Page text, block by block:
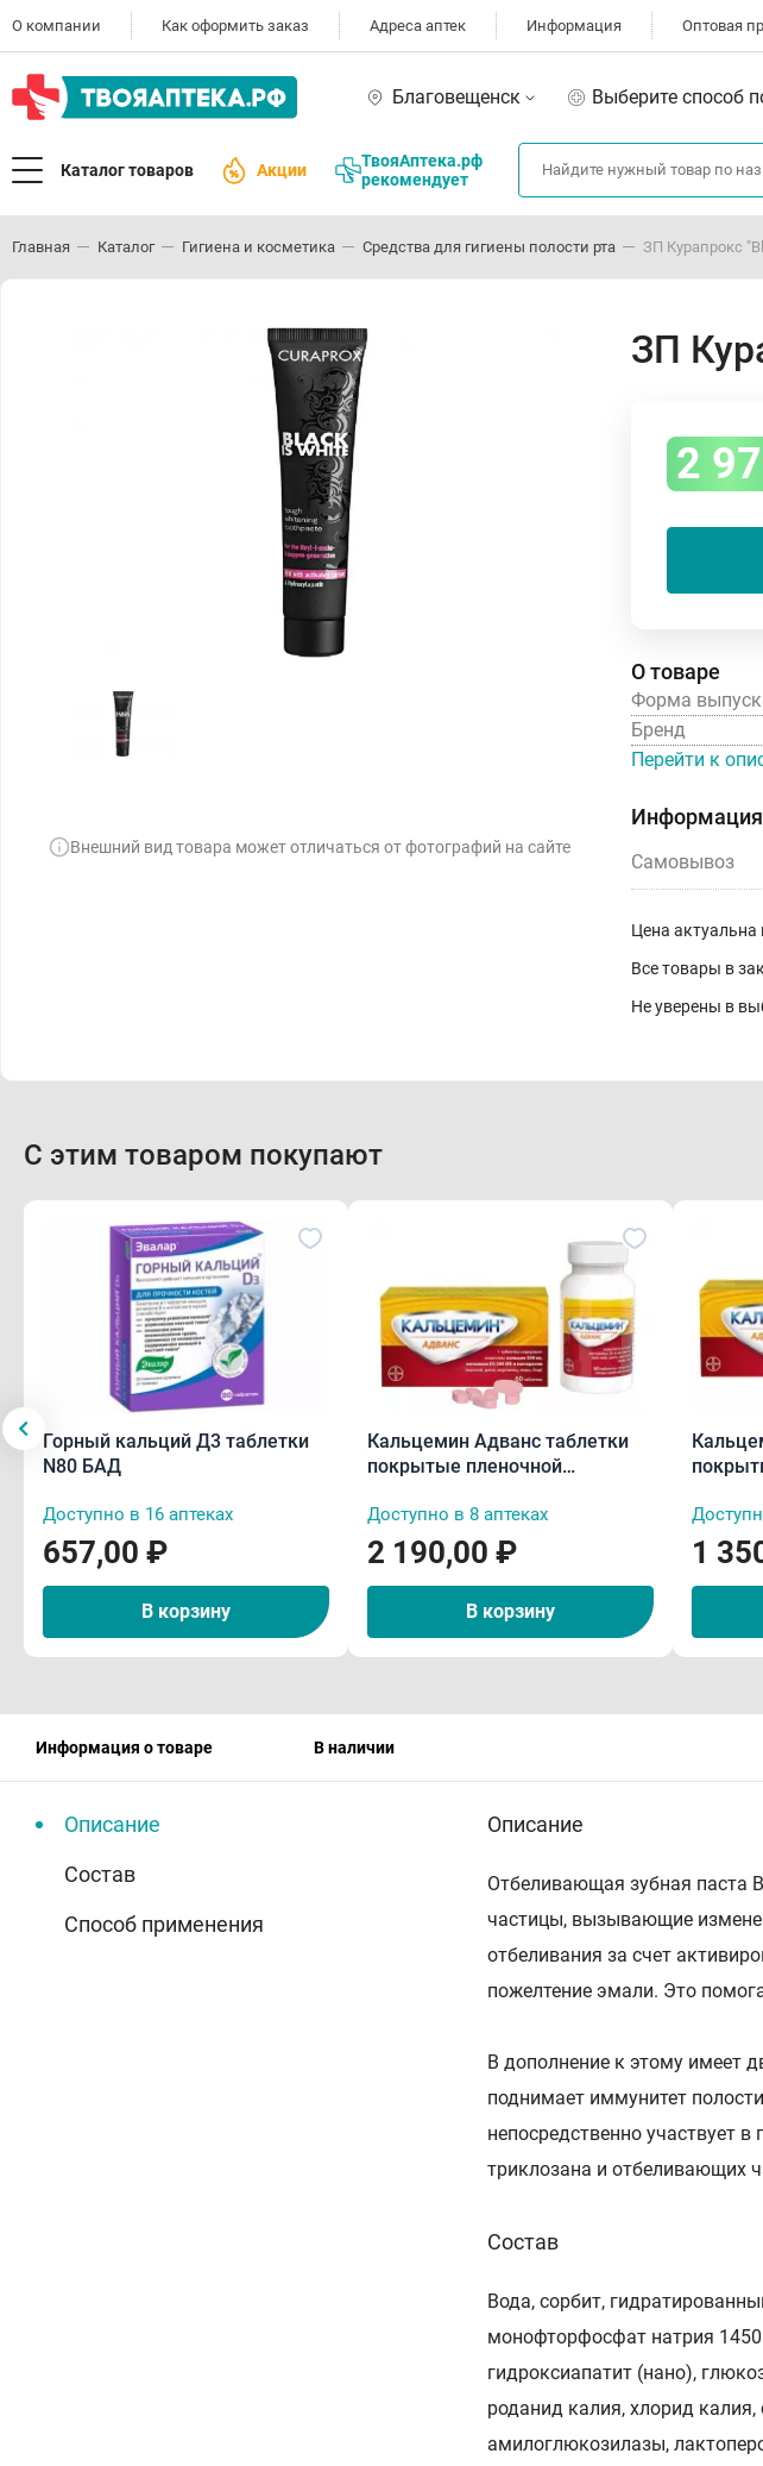
О компании Как оформить заказ Адреса аптек Информация Оптовая
Благовещенск Выберите способ
Каталог товаров Акции
ТвояАптека.рф
рекомендует
Главная Каталог Гигиена и косметика Средства для гигиены полости рта ЗП Курапрокс
Внешний вид товара может отличаться от фотографий на сайте
ЗП
2
О товаре
Форма
Бренд
Перейти к
Информация
Самовывоз
Цена актуальна
Все товары в
Не уверены в
С этим товаром покупают
Горный кальций Д3 таблетки
N80 БАД
Доступно в 16 аптеках
657,00 ₽
В корзину
Кальцемин Адванс таблетки
покрытые пленочной
Доступно в 8 аптеках
2 190,00 ₽
В корзину
1
Информация о товаре В наличии
Описание
Состав
Способ применения
Описание
Отбеливающая зубная паста
частицы, вызывающие
отбеливания за счет
пожелтение эмали. Это
В дополнение к этому имеет
поднимает иммунитет
непосредственно участвует
триклозана и отбеливающих
Состав
Вода, сорбит,
монофторфосфат натрия
гидроксиапатит (нано),
роданид калия, хлорид
амилоглюкозилазы,